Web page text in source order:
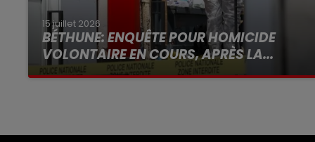
15 juillet 2026
BÉTHUNE: ENQUÊTE POUR HOMICIDE
VOLONTAIRE EN COURS, APRÈS LA...
Selon les premiers éléments, le logement